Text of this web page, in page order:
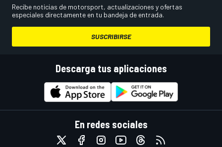
Recibe noticias de motorsport, actualizaciones y ofertas
especiales directamente en tu bandeja de entrada.
SUSCRIBIRSE
Descarga tus aplicaciones
En redes sociales